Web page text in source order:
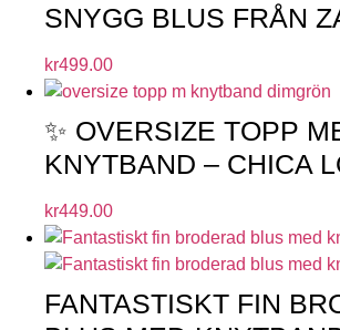
SNYGG BLUS FRÅN
kr499.00
✨ OVERSIZE TOPP
KNYTBAND – CHICA
kr449.00
FANTASTISKT FIN